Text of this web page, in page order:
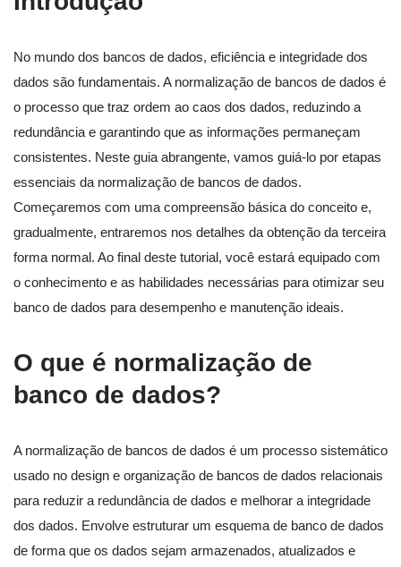
No mundo dos bancos de dados, eficiência e integridade dos
dados são fundamentais. A normalização de bancos de dados é
o processo que traz ordem ao caos dos dados, reduzindo a
redundância e garantindo que as informações permaneçam
consistentes. Neste guia abrangente, vamos guiá-lo por etapas
essenciais da normalização de bancos de dados.
Começaremos com uma compreensão básica do conceito e,
gradualmente, entraremos nos detalhes da obtenção da terceira
forma normal. Ao final deste tutorial, você estará equipado com
o conhecimento e as habilidades necessárias para otimizar seu
banco de dados para desempenho e manutenção ideais.
O que é normalização de
banco de dados?
A normalização de bancos de dados é um processo sistemático
usado no design e organização de bancos de dados relacionais
para reduzir a redundância de dados e melhorar a integridade
dos dados. Envolve estruturar um esquema de banco de dados
de forma que os dados sejam armazenados, atualizados e